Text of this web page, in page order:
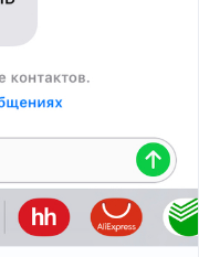
от вида 2 и 3
наверно совсем
мед
скорой и 2